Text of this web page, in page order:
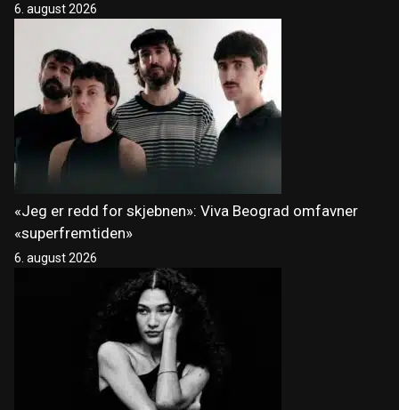
6. august 2026
«Jeg er redd for skjebnen»: Viva Beograd omfavner
«superfremtiden»
6. august 2026